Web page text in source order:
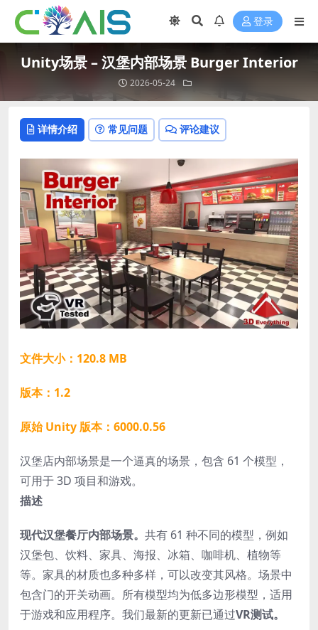
登录
Unity场景 – 汉堡内部场景 Burger Interior
2026-05-24
详情介绍 常见问题 评论建议
文件大小：120.8 MB
版本：1.2
原始 Unity 版本：6000.0.56
汉堡店内部场景是一个逼真的场景，包含 61 个模型，
可用于 3D 项目和游戏。
描述
现代汉堡餐厅内部场景。 共有 61 种不同的模型，例如
汉堡包、饮料、家具、海报、冰箱、咖啡机、植物等
等。家具的材质也多种多样，可以改变其风格。场景中
包含门的开关动画。所有模型均为低多边形模型，适用
于游戏和应用程序。我们最新的更新已通过VR测试。